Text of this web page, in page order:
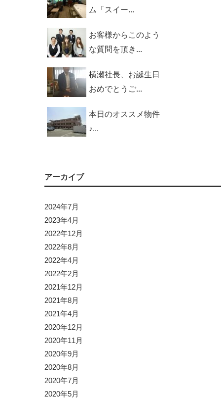
ム「スイー...
お客様からこのよう
な質問を頂き...
横瀬社長、お誕生日
おめでとうご...
本日のオススメ物件
♪...
アーカイブ
2024年7月
2023年4月
2022年12月
2022年8月
2022年4月
2022年2月
2021年12月
2021年8月
2021年4月
2020年12月
2020年11月
2020年9月
2020年8月
2020年7月
2020年5月